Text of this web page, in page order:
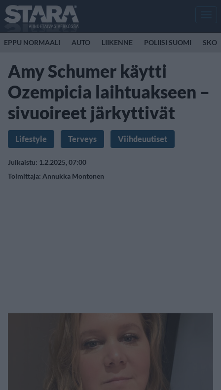
EPPU NORMAALI AUTO LIIKENNE POLIISI SUOMI
Amy Schumer käytti
Ozempicia laihtuakseen –
sivuoireet järkyttivät
Lifestyle Terveys Viihdeuutiset
Julkaistu: 1.2.2025, 07:00
Toimittaja: Annukka Montonen